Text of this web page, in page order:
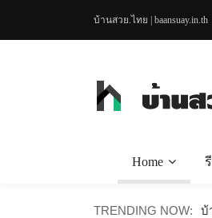
บ้านสวย.ไทย | baansuay.in.th
Home
TRENDING NOW: บ้